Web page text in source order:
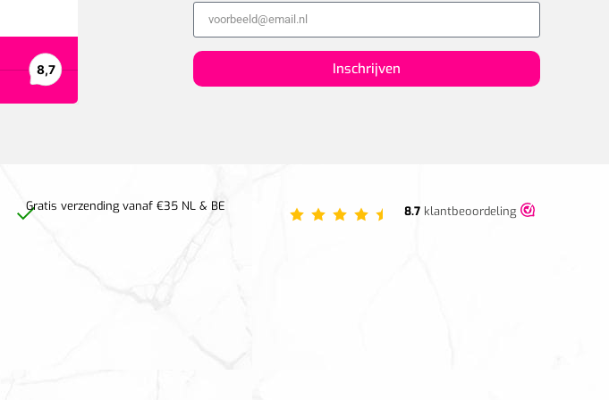
Inschrijven
Gratis verzending vanaf €35 NL & BE 8.7klantbeoordeling